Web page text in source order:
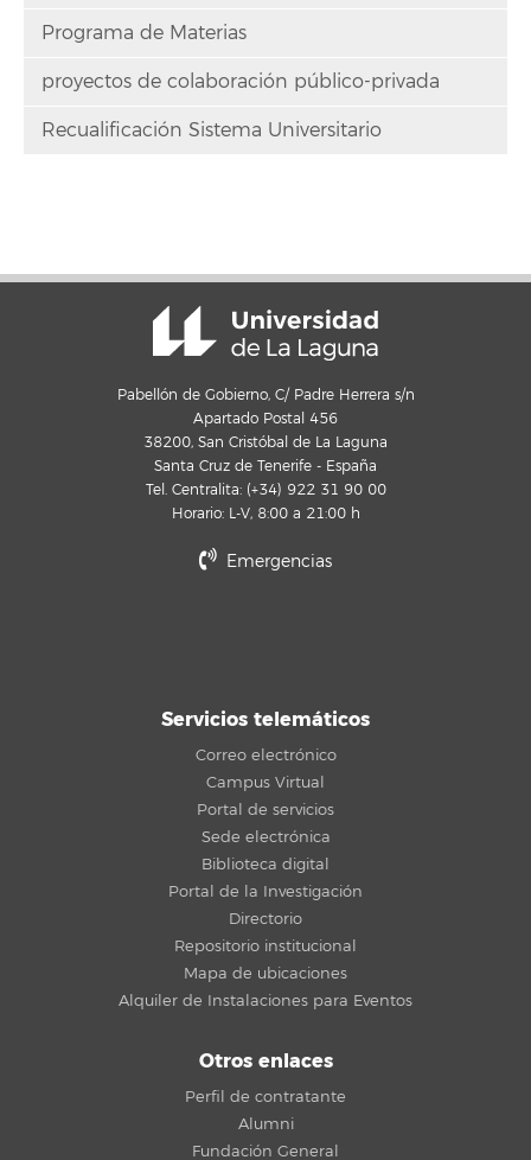
Programa de Materias
proyectos de colaboración público-privada
Recualificación Sistema Universitario
Pabellón de Gobierno, C/ Padre Herrera s/n
Apartado Postal 456
38200, San Cristóbal de La Laguna
Santa Cruz de Tenerife - España
Tel. Centralita: (+34) 922 31 90 00
Horario: L-V, 8:00 a 21:00 h
Emergencias
Servicios telemáticos
Correo electrónico
Campus Virtual
Portal de servicios
Sede electrónica
Biblioteca digital
Portal de la Investigación
Directorio
Repositorio institucional
Mapa de ubicaciones
Alquiler de Instalaciones para Eventos
Otros enlaces
Perfil de contratante
Alumni
Fundación General